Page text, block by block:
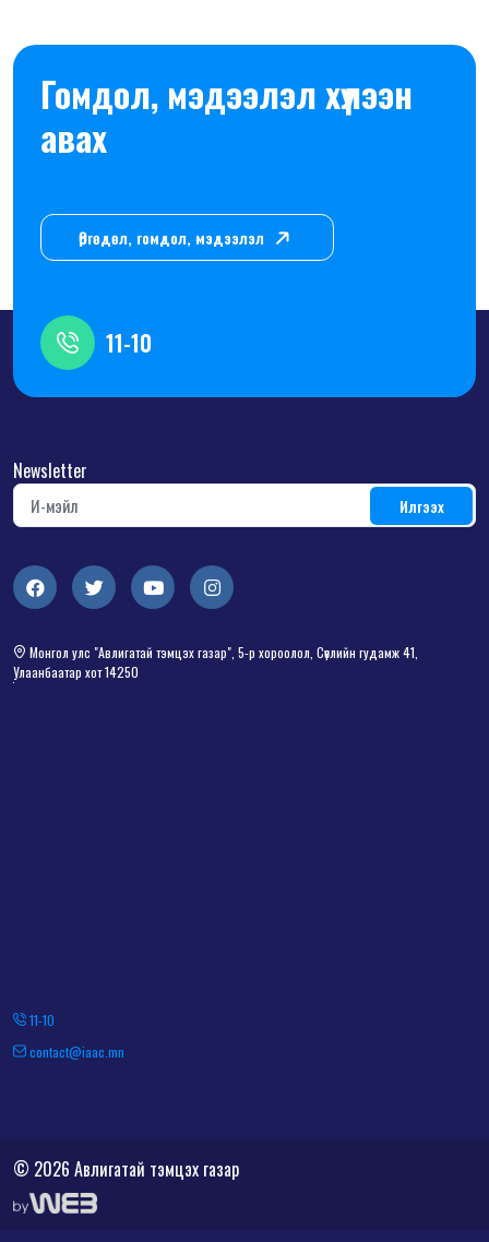
Гомдол, мэдээлэл хүлээн
авах
Өргөдөл, гомдол, мэдээлэл
11-10
Newsletter
Монгол улс "Авлигатай тэмцэх газар", 5-р хороолол, Сөүлийн гудамж 41,
Улаанбаатар хот 14250
11-10
contact@iaac.mn
© 2026 Авлигатай тэмцэх газар